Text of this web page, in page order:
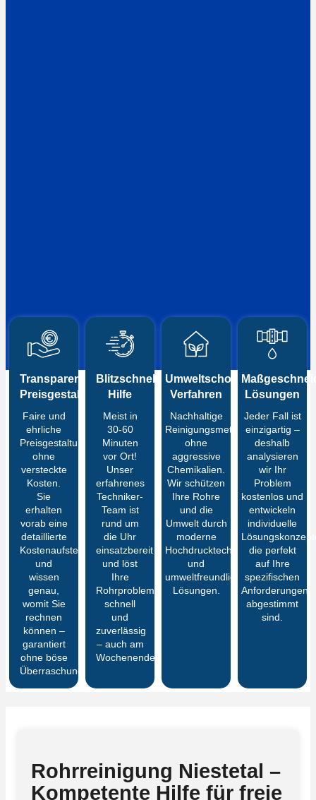
Transparente
Preisgestaltung
Faire und
ehrliche
Preisgestaltung
ohne
versteckte
Kosten.
Sie
erhalten
vorab eine
detaillierte
Kostenaufstellung
und
wissen
genau,
womit Sie
rechnen
können –
garantiert
ohne böse
Überraschungen
Blitzschnelle
Hilfe
Meist in
30-60
Minuten
vor Ort!
Unser
erfahrenes
Techniker-
Team ist
rund um
die Uhr
einsatzbereit
und löst
Ihre
Rohrprobleme
schnell
und
zuverlässig
– auch am
Wochenende.
Umweltschonende
Verfahren
Nachhaltige
Reinigungsmethoden
ohne
aggressive
Chemikalien.
Wir schützen
Ihre Rohre
und die
Umwelt durch
moderne
Hochdrucktechnik
und
umweltfreundliche
Lösungen.
Lösungen
Jeder Fall ist
einzigartig –
deshalb
analysieren
wir Ihr
Problem
kostenlos und
entwickeln
individuelle
die perfekt
auf Ihre
spezifischen
Anforderungen
abgestimmt
sind.
Rohrreinigung Niestetal –
Kompetente Hilfe für freie